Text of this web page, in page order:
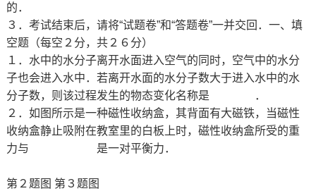
的．
３．考试结束后，请将“试题卷”和“答题卷”一并交回．一、填
空题（每空２分，共２６分）
１．水中的水分子离开水面进入空气的同时，空气中的水分
子也会进入水中．若离开水面的水分子数大于进入水中的水
分子数，则该过程发生的物态变化名称是 ．
２．如图所示是一种磁性收纳盒，其背面有大磁铁，当磁性
收纳盒静止吸附在教室里的白板上时，磁性收纳盒所受的重
力与 是一对平衡力．
第２题图 第３题图